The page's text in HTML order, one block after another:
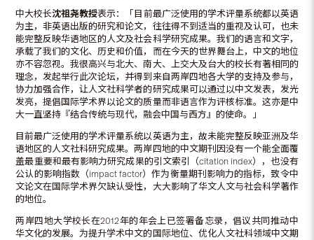
中大校长沈祖尧教授表示：「目前最广泛使用的学术评量系统都以英语
为主，非英语出版的研究和论文，往往得不到适当的重视及认可，也未
能完整反映华语地区的人文及社会科学研究成果。我们的语言和文字，
承载了我们的文化、历史和价值，而在今天的世界舞台上，中文的地位
亦不容忽视。我很高兴与北大、南大、上交大及台大的校长有著相同的
理念，发起举行此次论坛，并得到来自两岸四地各大学的支持及参与，
协力加强合作，让人文社科学者的研究成果可以通过以中文发表，发光
发亮，提倡国际学术界以论文的质量而非语言作为评核标准。这亦是中
大一直坚持『结合传统与现代，融会中国与西方』的使命。」
目前最广泛使用的学术评量系统以英语为主，故未能完整反映亚洲及华
语地区的人文社科研究成果。两岸四地的中文期刊因没有一个能全面覆
盖最重要和最有影响力研究成果的引文索引（citation index），也没有
公认的影响指数（impact factor）作为衡量期刊影响力的指标，致令中
文论文在国际学术界欠缺认受性，大大影响了华文人文与社会科学著作
的地位。
两岸四地大学校长在2012年的年会上已签署备忘录，倡议共同推动中
华文化的发展。为提升学术中文的国际地位、优化人文社科领域中文期